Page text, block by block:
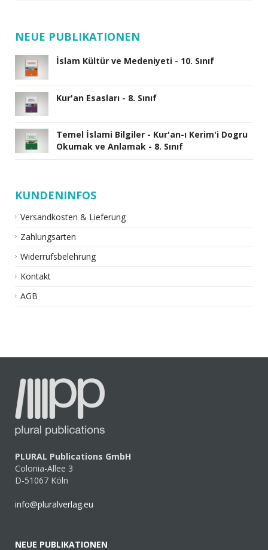
NEUE PUBLIKATIONEN
İslam Kültür ve Medeniyeti - 10. Sınıf
Kur'an Esasları - 8. Sınıf
Temel İslami Bilgiler - Kur'an-ı Kerim'i Dogru
Okumak ve Anlamak - 8. Sınıf
KUNDENINFOS
Versandkosten & Lieferung
Zahlungsarten
Widerrufsbelehrung
Kontakt
AGB
PLURAL Publications GmbH
Colonia-Allee 3
D-51067 Köln
info@pluralverlag.eu
NEUE PUBLIKATIONEN